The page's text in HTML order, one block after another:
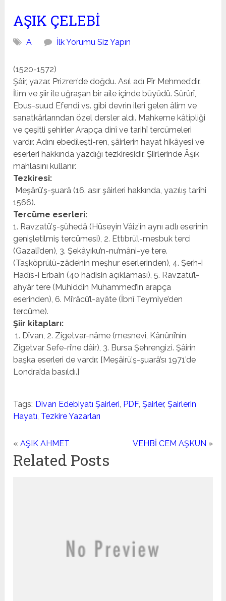
AŞIK ÇELEBİ
A İlk Yorumu Siz Yapın
(1520-1572)
Şâir, yazar. Prizren’de doğdu. Asıl adı Pîr Mehmed’dir.
İlim ve şiir ile uğraşan bir aile içinde büyüdü. Sürûrî,
Ebus-suud Efendi vs. gibi devrin ileri gelen âlim ve
sanatkârların­dan özel dersler aldı. Mahkeme kâtipliği
ve çeşitli şehirler Arapça dinî ve tarihî tercümeleri
vardır. Adını ebedîleşti-ren, şâirlerin hayat hikâyesi ve
eserleri hakkında yazdığı tezkiresidir. Şiirlerinde Âşık
mahlasını kullanır.
Tezkiresi:
Meşârü’ş-şuarâ (16. asır şâirleri hakkında, yazı­lış tarihi
1566).
Tercüme eserleri:
1. Ravzatü’ş-şühedâ (Hü­seyin Vâiz’in aynı adlı eserinin
genişletilmiş tercümesi), 2. Ettıbrü’l-mesbuk terci
(Gazalî’den), 3. Şekâyıku’n-nu’mâni-ye tere.
(Taşköprülü-zâde’nin meşhur eserlerinden), 4. Şerh-i
Hadîs-i Erbain (40 hadisin açıklaması), 5. Ravzatü’l-
ahyâr tere (Muhiddin Muhammed’in arapça
eserinden), 6. Mi’râcü’l-ayâte (İbnî Teymiye’den
tercüme).
Şiir kitapları:
1. Dîvan, 2. Zigetvar-nâme (mesnevi, Kânûnî’nin
Zigetvar Sefe-ri’ne dâir), 3. Bursa Şehrengizi. Şâirin
başka eserleri de var­dır. [Meşâirü’ş-şuarâ’sı 1971’de
Londra’da basıldı.]
Tags: Divan Edebiyatı Şairleri, PDF,Şairler,Şairlerin
Hayatı, Tezkire Yazarları
«AŞIK AHMET VEHBİ CEM AŞKUN »
Related Posts